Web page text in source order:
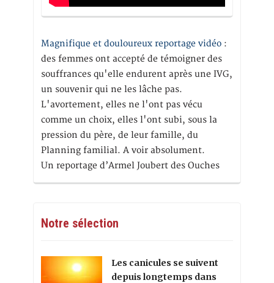
Magnifique et douloureux reportage vidéo :
des femmes ont accepté de témoigner des
souffrances qu'elle endurent après une IVG,
un souvenir qui ne les lâche pas.
L'avortement, elles ne l'ont pas vécu
comme un choix, elles l'ont subi, sous la
pression du père, de leur famille, du
Planning familial. A voir absolument.
Un reportage d’Armel Joubert des Ouches
Notre sélection
Les canicules se suivent
depuis longtemps dans